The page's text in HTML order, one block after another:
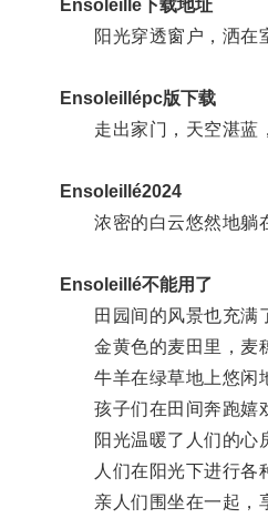
Ensoleillé下载地址
阳光穿透窗户，洒在室
Ensoleillépc版下载
走出家门，天空湛蓝，
Ensoleillé2024
浓密的白云悠然地躺在
Ensoleillé不能用了
田园间的风景也充满了
金黄色的麦田里，麦穗
牛羊在绿草地上悠闲地
孩子们在田间奔跑嬉戏
阳光温暖了人们的心房
人们在阳光下进行各种
亲人们围坐在一起，享